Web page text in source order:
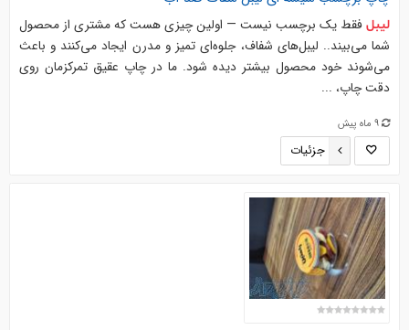
لیبلفقط یک برچسب نیست — اولین چیزی هست که مشتری از محصول
شما می‌بیند.. لیبل‌های شفاف، جلوه‌ای تمیز و مدرن ایجاد می‌کنند و باعث
می‌شوند خود محصول بیشتر دیده شود. ما در چاپ عقیق تمرکزمان روی
دقت چاپ، ...
9 ماه پیش
جزئیات